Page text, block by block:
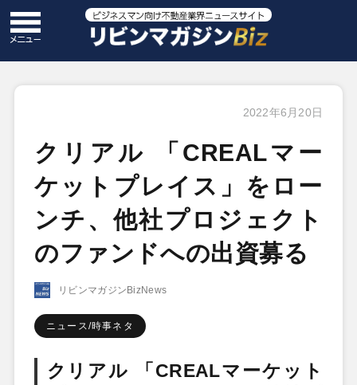
2022年6月20日
クリアル 「CREALマー
ケットプレイス」をロー
ンチ、他社プロジェクト
のファンドへの出資募る
リビンマガジンBizNews
ニュース/時事ネタ
クリアル 「CREALマーケット